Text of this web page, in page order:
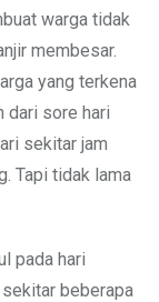
warga tidak
membesar.
yang terkena
dari sore hari
sekitar jam
Tapi tidak lama
pada hari
beberapa